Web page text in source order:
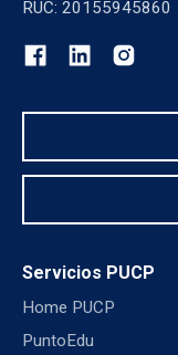
RUC: 20155945860
Servicios PUCP
Home PUCP
PuntoEdu